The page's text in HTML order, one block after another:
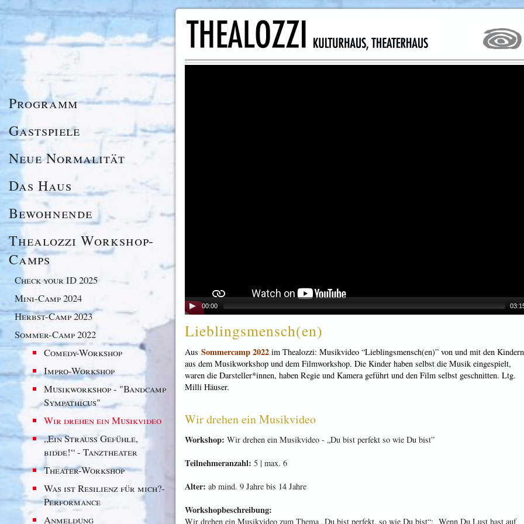
00:00
Lieblingsmensch(en)
Aus Sommercamp 2022 im Thealozzi: Musikvideo “Lieblingsmensch(en)” von und mit den Kindern
aus dem Musikworkshop und dem Filmworkshop. Die Kinder haben selbst die Musik eingespielt,
waren die Darsteller*innen, haben Regie und Kamera geführt und den Film selbst geschnitten. Ltg.
Milli Häuser.
Wir drehen ein Musikvideo
Workshop: Wir drehen ein Musikvideo - „Du bist perfekt so wie Du bist”
Teilnehmeranzahl: 5 | max. 6
Alter: ab mind. 9 Jahre bis 14 Jahre
Workshopbeschreibung:
Wir drehen ein Musikvideo zum Thema „Du bist perfekt, so wie Du bist“: Wenn Du Lust hast auf
Programm
Gastspiele
Neue Normalität
Das Haus
Bewohnende
Thealozzi Workshop-
Camps
Check your ID 2025
Mini-Camp 2024
Herbst-Camp 2023
Sommer-Camp 2022
Comedy-Workshop
Impro-Workshop
Musikworkshop - "Bandcamp
Sympathicus"
Wir drehen ein Musikvideo
„Ein Strauß Gefühle,
bidde!“ - Tanztheater
Theater-Workshop
Was ist Resilienz für mich?-
Performance
Anmeldung